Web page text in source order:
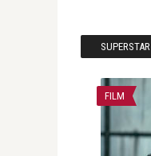
SUPERSTAR
FILM